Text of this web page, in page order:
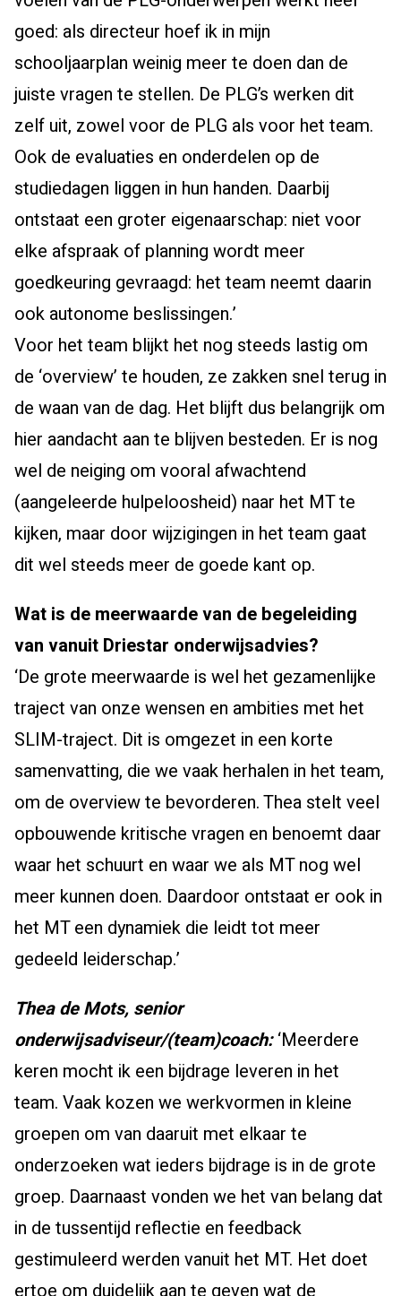
goed: als directeur hoef ik in mijn
schooljaarplan weinig meer te doen dan de
juiste vragen te stellen. De PLG’s werken dit
zelf uit, zowel voor de PLG als voor het team.
Ook de evaluaties en onderdelen op de
studiedagen liggen in hun handen. Daarbij
ontstaat een groter eigenaarschap: niet voor
elke afspraak of planning wordt meer
goedkeuring gevraagd: het team neemt daarin
ook autonome beslissingen.’
Voor het team blijkt het nog steeds lastig om
de ‘overview’ te houden, ze zakken snel terug in
de waan van de dag. Het blijft dus belangrijk om
hier aandacht aan te blijven besteden. Er is nog
wel de neiging om vooral afwachtend
(aangeleerde hulpeloosheid) naar het MT te
kijken, maar door wijzigingen in het team gaat
dit wel steeds meer de goede kant op.
Wat is de meerwaarde van de begeleiding
van vanuit Driestar onderwijsadvies?
‘De grote meerwaarde is wel het gezamenlijke
traject van onze wensen en ambities met het
SLIM-traject. Dit is omgezet in een korte
samenvatting, die we vaak herhalen in het team,
om de overview te bevorderen. Thea stelt veel
opbouwende kritische vragen en benoemt daar
waar het schuurt en waar we als MT nog wel
meer kunnen doen. Daardoor ontstaat er ook in
het MT een dynamiek die leidt tot meer
gedeeld leiderschap.’
Thea de Mots, senior
onderwijsadviseur/(team)coach:‘Meerdere
keren mocht ik een bijdrage leveren in het
team. Vaak kozen we werkvormen in kleine
groepen om van daaruit met elkaar te
onderzoeken wat ieders bijdrage is in de grote
groep. Daarnaast vonden we het van belang dat
in de tussentijd reflectie en feedback
gestimuleerd werden vanuit het MT. Het doet